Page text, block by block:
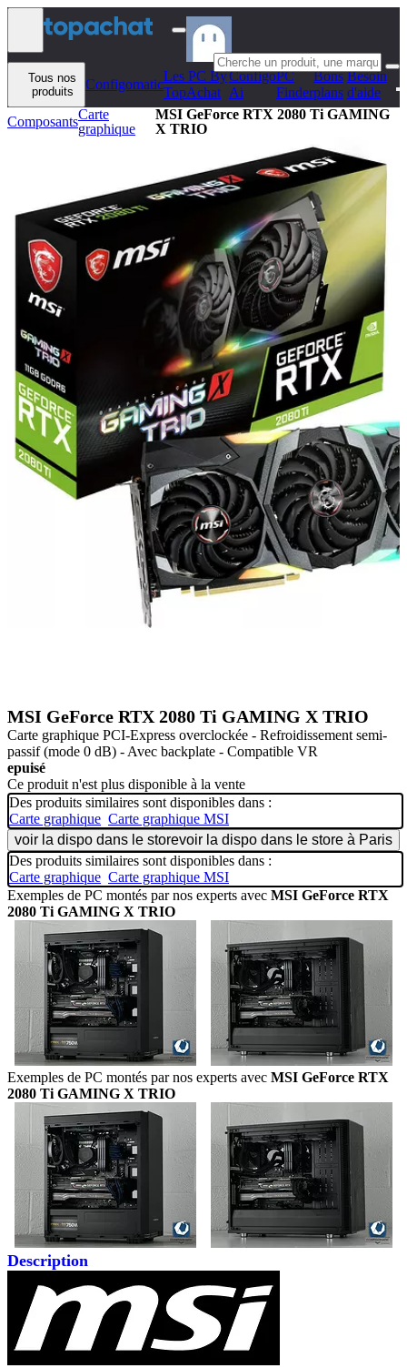
Aller au contenu
Tous nos
produits
Configomatic
Les PC By
TopAchat
Configo
Ai
PC
Finder
Bons
plans
Besoin
d'aide
ComposantsCarte
graphique
MSI GeForce RTX 2080 Ti GAMING
X TRIO
MSI GeForce RTX 2080 Ti GAMING X TRIO
Carte graphique PCI-Express overclockée - Refroidissement semi-
passif (mode 0 dB) - Avec backplate - Compatible VR
epuisé
Ce produit n'est plus disponible à la vente
Des produits similaires sont disponibles dans :
Carte graphique Carte graphique MSI
voir la dispo dans le storevoir la dispo dans le store à Paris
Des produits similaires sont disponibles dans :
Carte graphique Carte graphique MSI
Exemples de PC montés par nos experts avec MSI GeForce RTX
2080 Ti GAMING X TRIO
Exemples de PC montés par nos experts avec MSI GeForce RTX
2080 Ti GAMING X TRIO
Description